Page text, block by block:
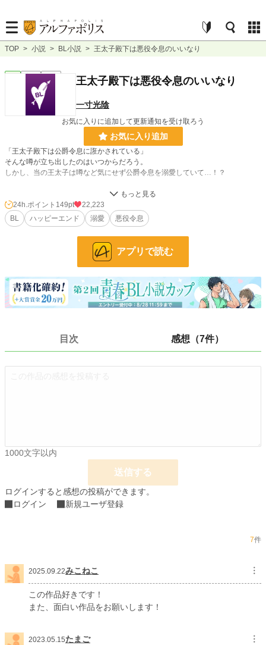
TOP > 小説 > BL小説 > 王太子殿下は悪役令息のいいなり
完結 短編 王太子殿下は悪役令息のいいなり
一寸光陰
お気に入りに追加して更新通知を受け取ろう
お気に入り追加
「王太子殿下は公爵令息に誑かされている」
そんな噂が立ち出したのはいつからだろう。
しかし、当の王太子は噂など気にせず公爵令息を溺愛していて…！？
スパダリ王太子とまったり令息が周囲の勘違いを自然と解いていきながら、甘々
な日々を送る話です。
ハッピーエンドが大好きな私が気ままに書きます。最後まで応援していただける
書き終わっているので完結保証です。
小説 8,366 位 / 228,579 件
BL 1,703 位 / 31,385 件
文字数 26,562
週間ポイント 2,065 pt (4,707 位)
年間ポイント 131,066 pt (4,729 位)
24h.ポイント 149pt
22,223
BL
ハッピーエンド 溺愛 悪役令息
アプリで読む
目次 感想（7件）
1000文字以内
送信する
ログインすると感想の投稿ができます。
ログイン
新規ユーザ登録
7件
2025.09.22みこねこ ︙
この作品好きです！
また、面白い作品をお願いします！
2023.05.15たまご ︙